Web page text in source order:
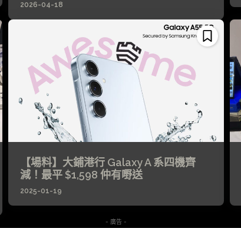
2026-04-18
【場料】大鋪港行 Galaxy A 系四機齊
減！最平 $1,598 仲有嘢送
2025-01-19
- 廣告 -